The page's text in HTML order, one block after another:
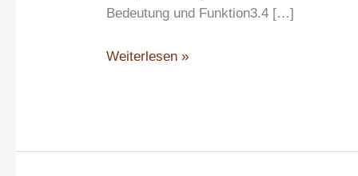
Bedeutung und Funktion3.4 […]
Weiterlesen »